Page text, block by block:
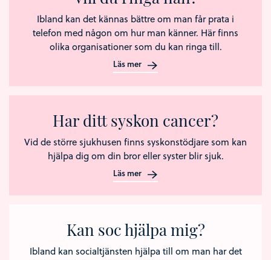
Ibland kan det kännas bättre om man får prata i
telefon med någon om hur man känner. Här finns
olika organisationer som du kan ringa till.
Läs mer
Har ditt syskon cancer?
Vid de större sjukhusen finns syskonstödjare som kan
hjälpa dig om din bror eller syster blir sjuk.
Läs mer
Kan soc hjälpa mig?
Ibland kan socialtjänsten hjälpa till om man har det